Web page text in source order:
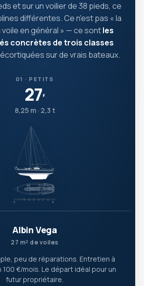
et sur un voilier de 38 pieds, ce
différentes. Ce n'est pas « la
en général » — ce sontles
concrètes de trois classes
sur de vrais bateaux.
01 · PETITS
27′
8,25 m · 2,3 t
Albin Vega
27 m² de voiles
peu de réparations. Entretien à
€/mois. Le départ idéal pour un
futur propriétaire.